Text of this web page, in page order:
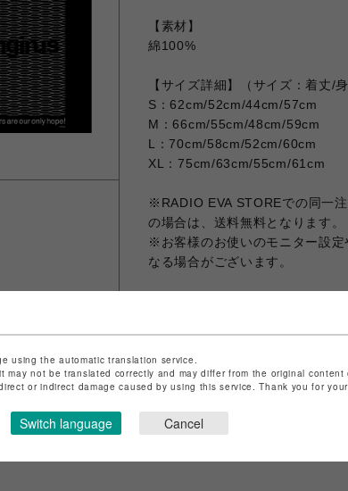
【素材】
綿100%
【サイズ詳細】（サイズ：着丈/
S：62cm/52cm/44cm/57cm
M：66cm/55cm/48cm/59cm
L：70cm/58cm/52cm/60cm
XL：75cm/63cm/55cm/61cm
※RADIO EVA STOREでの同一
の場合は、送料無料となります。
※お客様のお使いのモニター設
なる場合がございます。
using the automatic translation service.
may not be translated correctly and may differ from the original
or indirect damage caused by using this service. Thank you for
Switch language Cancel